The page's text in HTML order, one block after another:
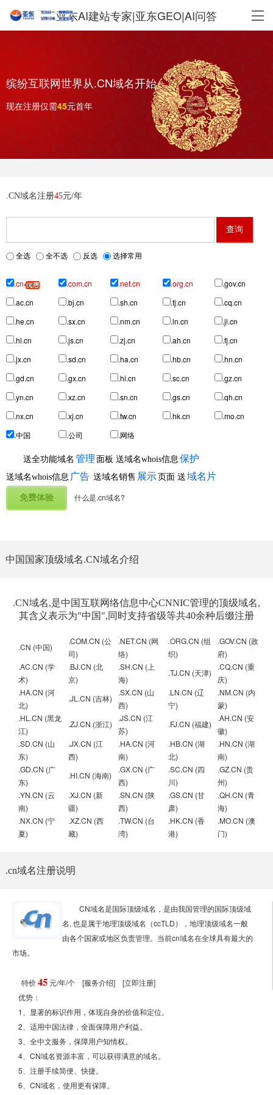
亚东AI建站专家|亚东GEO|AI问答
缤纷互联网世界从.CN域名开始
现在注册仅需 元首年
.CN域名注册45元/年
全选 全不选 反选 选择常用
.cn .com.cn .net.cn .org.cn
.gov.cn
.ac.cn
.bj.cn .sh.cn .tj.cn
.cq.cn
.he.cn
.sx.cn .nm.cn .ln.cn
.jl.cn
.hl.cn
.js.cn .zj.cn .ah.cn
.fj.cn
.jx.cn
.sd.cn .ha.cn .hb.cn
.hn.cn
.gd.cn
.gx.cn .hi.cn .sc.cn
.gz.cn
.yn.cn
.xz.cn .sn.cn .gs.cn
.qh.cn
.nx.cn
.xj.cn .tw.cn .hk.cn
.mo.cn
.中国
.公司 .网络
送全功能域名 管理 面板 送域名whois信息 保护
送域名whois信息 广告 送域名销售 展示页面 送 域名片
什么是.cn域名?
中国国家顶级域名.CN域名介绍
.CN域名,是中国互联网络信息中心CNNIC管理的顶级域名,
其含义表示为"中国",同时支持省级等共40余种后缀注册
.CN (中国)
.COM.CN (公
司)
.NET.CN (网
络)
.ORG.CN (组
织)
.GOV.CN (政
府)
.AC.CN (学
术)
.BJ.CN (北
京)
.SH.CN (上
海)
.TJ.CN (天津)
.CQ.CN (重
庆)
.HA.CN (河
北)
.JL.CN (吉林)
.SX.CN (山
西)
.LN.CN (辽
宁)
.NM.CN (内
蒙)
.HL.CN (黑龙
江)
.ZJ.CN (浙江)
.JS.CN (江
苏)
.FJ.CN (福建)
.AH.CN (安
徽)
.SD.CN (山
东)
.JX.CN (江
西)
.HA.CN (河
南)
.HB.CN (湖
北)
.HN.CN (湖
南)
.GD.CN (广
东)
.HI.CN (海南)
.GX.CN (广
西)
.SC.CN (四
川)
.GZ.CN (贵
州)
.YN.CN (云
南)
.XJ.CN (新
疆)
.SN.CN (陕
西)
.GS.CN (甘
肃)
.QH.CN (青
海)
.NX.CN (宁
夏)
.XZ.CN (西
藏)
.TW.CN (台
湾)
.HK.CN (香
港)
.MO.CN (澳
门)
.cn域名注册说明
CN域名是国际顶级域名，是由我国管理的国际顶级域
名, 也是属于地理顶级域名（ccTLD），地理顶级域名一般
由各个国家或地区负责管理。当前cn域名在全球具有最大的
市场。
特价45元/年/个 [服务介绍]
[立即注册]
优势：
1、显著的标识作用，体现自身的价值和定位。
2、适用中国法律，全面保障用户利益。
3、全中文服务，保障用户知情权。
4、CN域名资源丰富，可以获得满意的域名。
5、注册手续简便、快捷。
6、CN域名，使用更有保障。